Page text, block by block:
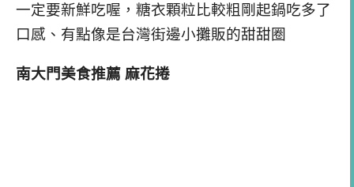
一定要新鮮吃喔，糖衣顆粒比較粗剛起鍋吃多了
口感、有點像是台灣街邊小攤販的甜甜圈
南大門美食推薦 麻花捲